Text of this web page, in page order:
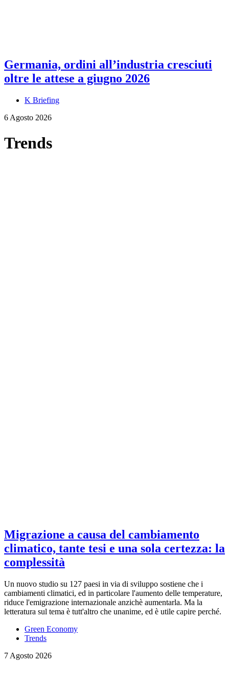
Germania, ordini all’industria cresciuti
oltre le attese a giugno 2026
K Briefing
6 Agosto 2026
Trends
Migrazione a causa del cambiamento
climatico, tante tesi e una sola certezza: la
complessità
Un nuovo studio su 127 paesi in via di sviluppo sostiene che i
cambiamenti climatici, ed in particolare l'aumento delle temperature,
riduce l'emigrazione internazionale anzichè aumentarla. Ma la
letteratura sul tema è tutt'altro che unanime, ed è utile capire perché.
Green Economy
Trends
7 Agosto 2026